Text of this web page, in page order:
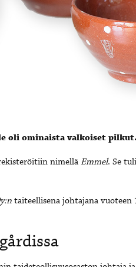
oli ominaista valkoiset pilkut.
nimellä Emmel. Se
taiteellisena johtajana